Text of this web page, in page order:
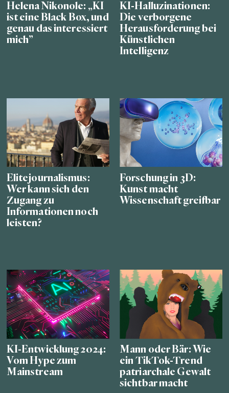
Helena Nikonole: „KI
ist eine Black Box, und
genau das interessiert
mich”
KI-Halluzinationen:
Die verborgene
Herausforderung bei
Künstlichen
Intelligenz
Elitejournalismus:
Wer kann sich den
Zugang zu
Informationen noch
leisten?
Forschung in 3D:
Kunst macht
Wissenschaft greifbar
KI-Entwicklung 2024:
Vom Hype zum
Mainstream
Mann oder Bär: Wie
ein TikTok-Trend
patriarchale Gewalt
sichtbar macht